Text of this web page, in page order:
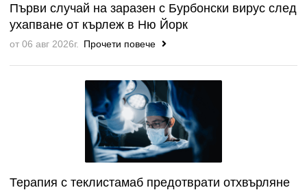
Първи случай на заразен с Бурбонски вирус след
ухапване от кърлеж в Ню Йорк
от 06 авг 2026г. Прочети повече
Терапия с теклистамаб предотврати отхвърляне